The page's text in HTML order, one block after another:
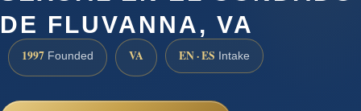
DE FLUVANNA, VA
1997 Founded VA EN · ES Intake